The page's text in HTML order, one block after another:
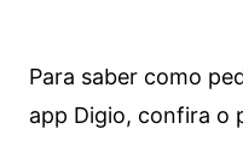
Para saber como
app Digio, confira o